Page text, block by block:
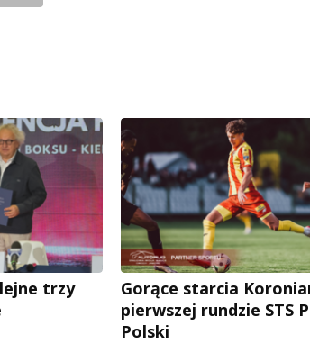
trzy
Gorące starcia
pierwszej rundzie STS
Polski